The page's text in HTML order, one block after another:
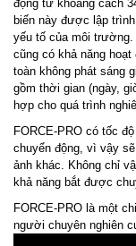
động từ khoảng cách
biến này được lập
yếu tố của môi trường.
cũng có khả năng
toàn không phát sáng
gồm thời gian (ngày,
hợp cho quá trình
FORCE-PRO có tốc
chuyển động, vì vậy
ảnh khác. Không chỉ
khả năng bắt được
FORCE-PRO là một
người chuyên nghiên